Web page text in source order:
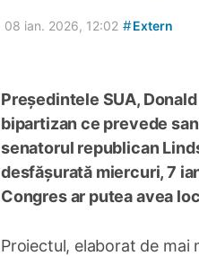
08 ian. 2026, 12:02 #Extern
Președintele SUA,
bipartizan ce prevede
senatorul republican
desfășurată miercuri, 7
Congres ar putea avea
Proiectul, elaborat de mai